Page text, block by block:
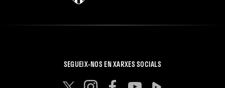
SEGUEIX-NOS EN XARXES SOCIALS